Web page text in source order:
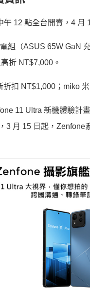
12 點全台開賣，4 月
組（ASUS 65W GaN
折 NT$7,000。
扣 NT$1,000；miko
11 Ultra 新機體驗計
3 月 15 日起，